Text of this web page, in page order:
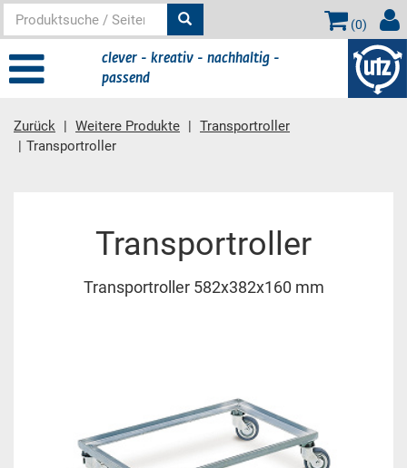
(0)
clever - kreativ - nachhaltig -
passend
Zurück Weitere Produkte
Transportroller
Transportroller
Transportroller
Transportroller 582x382x160 mm